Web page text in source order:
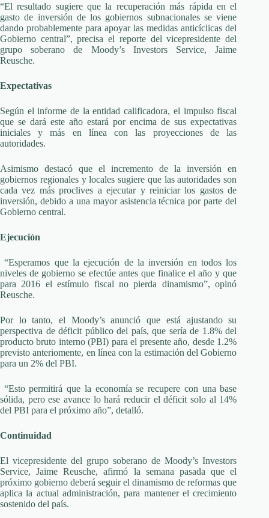
“El resultado sugiere que la recuperación más rápida en el
gasto de inversión de los gobiernos subnacionales se viene
dando probablemente para apoyar las medidas anticíclicas del
Gobierno central”, precisa el reporte del vicepresidente del
grupo soberano de Moody’s Investors Service, Jaime
Reusche.
Expectativas
Según el informe de la entidad calificadora, el impulso fiscal
que se dará este año estará por encima de sus expectativas
iniciales y más en línea con las proyecciones de las
autoridades.
Asimismo destacó que el incremento de la inversión en
gobiernos regionales y locales sugiere que las autoridades son
cada vez más proclives a ejecutar y reiniciar los gastos de
inversión, debido a una mayor asistencia técnica por parte del
Gobierno central.
Ejecución
“Esperamos que la ejecución de la inversión en todos los
niveles de gobierno se efectúe antes que finalice el año y que
para 2016 el estímulo fiscal no pierda dinamismo”, opinó
Reusche.
Por lo tanto, el Moody’s anunció que está ajustando su
perspectiva de déficit público del país, que sería de 1.8% del
producto bruto interno (PBI) para el presente año, desde 1.2%
previsto anteriomente, en línea con la estimación del Gobierno
para un 2% del PBI.
“Esto permitirá que la economía se recupere con una base
sólida, pero ese avance lo hará reducir el déficit solo al 14%
del PBI para el próximo año”, detalló.
Continuidad
El vicepresidente del grupo soberano de Moody’s Investors
Service, Jaime Reusche, afirmó la semana pasada que el
próximo gobierno deberá seguir el dinamismo de reformas que
aplica la actual administración, para mantener el crecimiento
sostenido del país.